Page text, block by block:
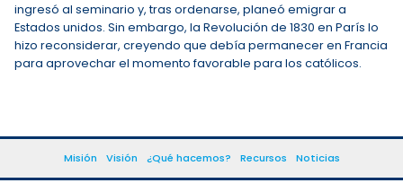
ingresó al seminario y, tras ordenarse, planeó emigrar a
Estados unidos. Sin embargo, la Revolución de 1830 en París lo
hizo reconsiderar, creyendo que debía permanecer en Francia
para aprovechar el momento favorable para los católicos.
Misión Visión ¿Qué hacemos? Recursos Noticias